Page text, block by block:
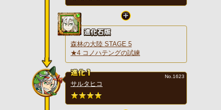
森林の大陸 STAGE 5
★4 コノハテングの試練
サルタヒコ
No.1623